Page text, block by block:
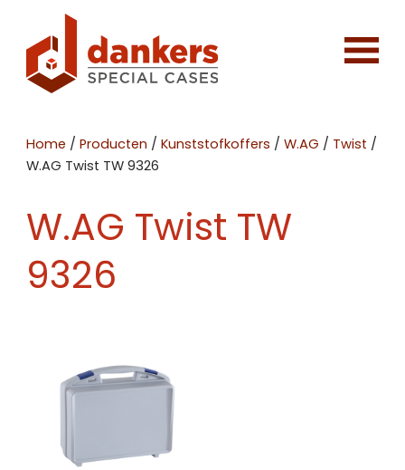
Home /Producten /Kunststofkoffers /W.AG / Twist /
W.AG Twist TW 9326
W.AG Twist TW
9326